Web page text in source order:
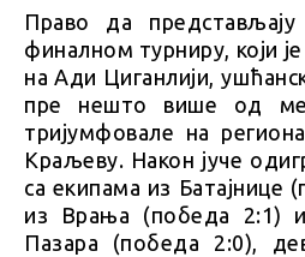
Право да
финалном турниру, који
на Ади Циганлији,
пре нешто више од
тријумфовале на
Краљеву. Након јуче
са екипама из Батајнице
из Врања (победа 2:1)
Пазара (победа 2:0),